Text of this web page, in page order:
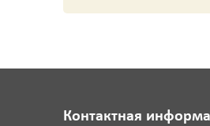
Контактная